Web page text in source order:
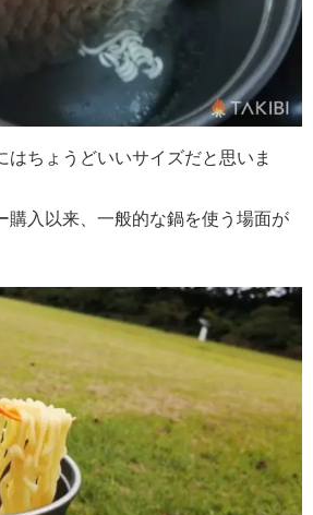
はちょうどいいサイズだと思いま
購入以来、一般的な鍋を使う場面が